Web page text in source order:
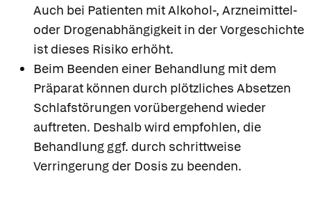
Auch bei Patienten mit Alkohol-, Arzneimittel-
oder Drogenabhängigkeit in der Vorgeschichte
ist dieses Risiko erhöht.
Beim Beenden einer Behandlung mit dem
Präparat können durch plötzliches Absetzen
Schlafstörungen vorübergehend wieder
auftreten. Deshalb wird empfohlen, die
Behandlung ggf. durch schrittweise
Verringerung der Dosis zu beenden.